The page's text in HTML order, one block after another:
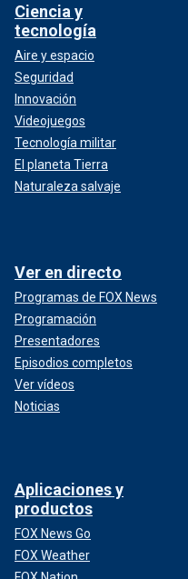
Ciencia y
tecnología
Aire y espacio
Seguridad
Innovación
Videojuegos
Tecnología militar
El planeta Tierra
Naturaleza salvaje
Ver en directo
Programas de FOX News
Programación
Presentadores
Episodios completos
Ver vídeos
Noticias
Aplicaciones y
productos
FOX News Go
FOX Weather